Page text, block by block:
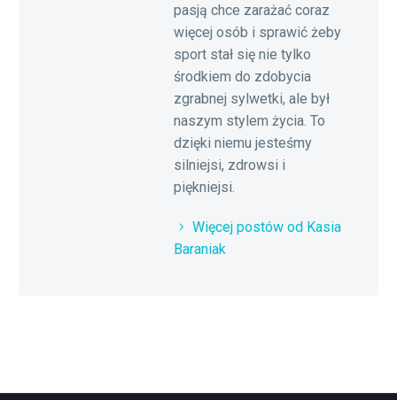
pasją chce zarażać coraz
więcej osób i sprawić żeby
sport stał się nie tylko
środkiem do zdobycia
zgrabnej sylwetki, ale był
naszym stylem życia. To
dzięki niemu jesteśmy
silniejsi, zdrowsi i
piękniejsi.
Więcej postów od Kasia
Baraniak